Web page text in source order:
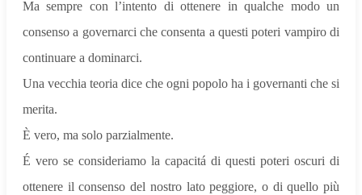
Ma sempre con l’intento di ottenere in qualche modo un
consenso a governarci che consenta a questi poteri vampiro di
continuare a dominarci.
Una vecchia teoria dice che ogni popolo ha i governanti che si
merita.
È vero, ma solo parzialmente.
É vero se consideriamo la capacitá di questi poteri oscuri di
ottenere il consenso del nostro lato peggiore, o di quello più